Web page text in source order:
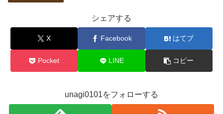
シェアする
X Facebook はてブ
Pocket LINE コピー
unagi0101をフォローする